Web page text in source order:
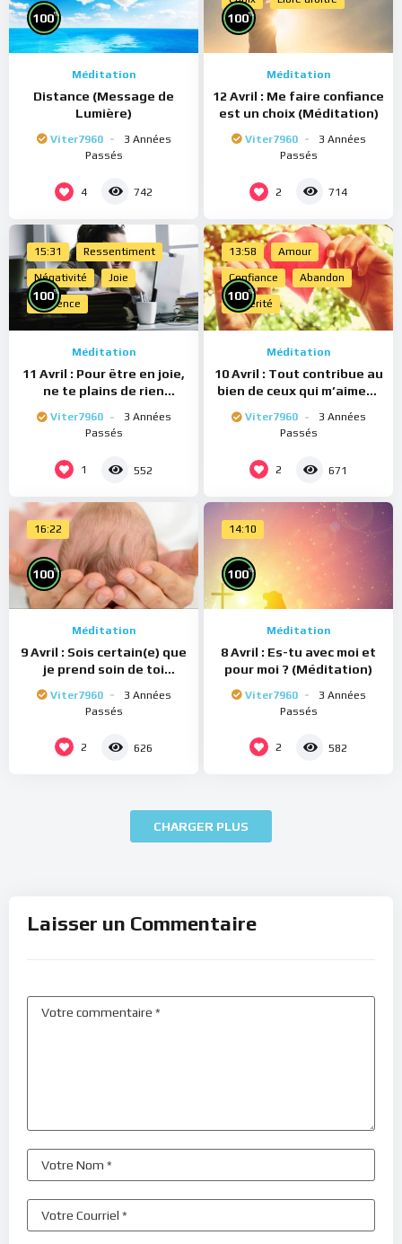
100%
Méditation
Distance (Message de
Lumière)
Viter7960
3 Années
Passés
4 742
100%
Méditation
12 Avril : Me faire confiance
est un choix (Méditation)
Viter7960
3 Années
Passés
2 714
15:31 Ressentiment
Négativité Joie
Présence
100%
Méditation
11 Avril : Pour être en joie,
ne te plains de rien
Viter7960
3 Années
Passés
1 552
13:58 Amour
Confiance Abandon
Sincérité
100%
Méditation
10 Avril : Tout contribue au
bien de ceux qui m’aiment
Viter7960
3 Années
Passés
2 671
16:22
100%
Méditation
9 Avril : Sois certain(e) que
je prend soin de toi
Viter7960
3 Années
Passés
2 626
14:10
100%
Méditation
8 Avril : Es-tu avec moi et
pour moi ? (Méditation)
Viter7960
3 Années
Passés
2 582
CHARGER PLUS
Laisser un Commentaire